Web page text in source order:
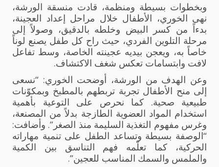
وبخطوات بسيطة ومنظمة، قادت منسقة الورشة،
نهى الخوري، الأطفال خلال مراحل إعداد العجينة،
بدءاً من كسر البيض وخلطه بالدقيق، وصولاً إلى
مرحلة التلوين الفردي، حيث راح كل طفل يصنع لوناً
خاصاً به، ويعجن بيديه عجينته الخاصة، وسط تفاعل
لافت وابتسامات تعكس شغف الاكتشاف.
وعن الهدف من الورشة، أوضحت الخوري: “نسعى
إلى منح الأطفال تجربة تربطهم بالمطبخ وبمكوّنات
طبيعية صحية. كما نحرص على التوعية بأهمية
استخدام المواد العضوية الطازجة بدلاً من المصنعة،
وغرس مفهوم التغذية السليمة منذ الصغر”. وأضافت:
“الوصفة بسيطة وتساعد الطفل على تنمية مهاراته
الحركية، كما تعلّمه فهم التناسق بين الكمية
والملمس والسمك المناسب للعجين”.